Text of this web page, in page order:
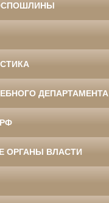
ДЕПАРТАМЕНТА
ОРГАНЫ ВЛАСТИ